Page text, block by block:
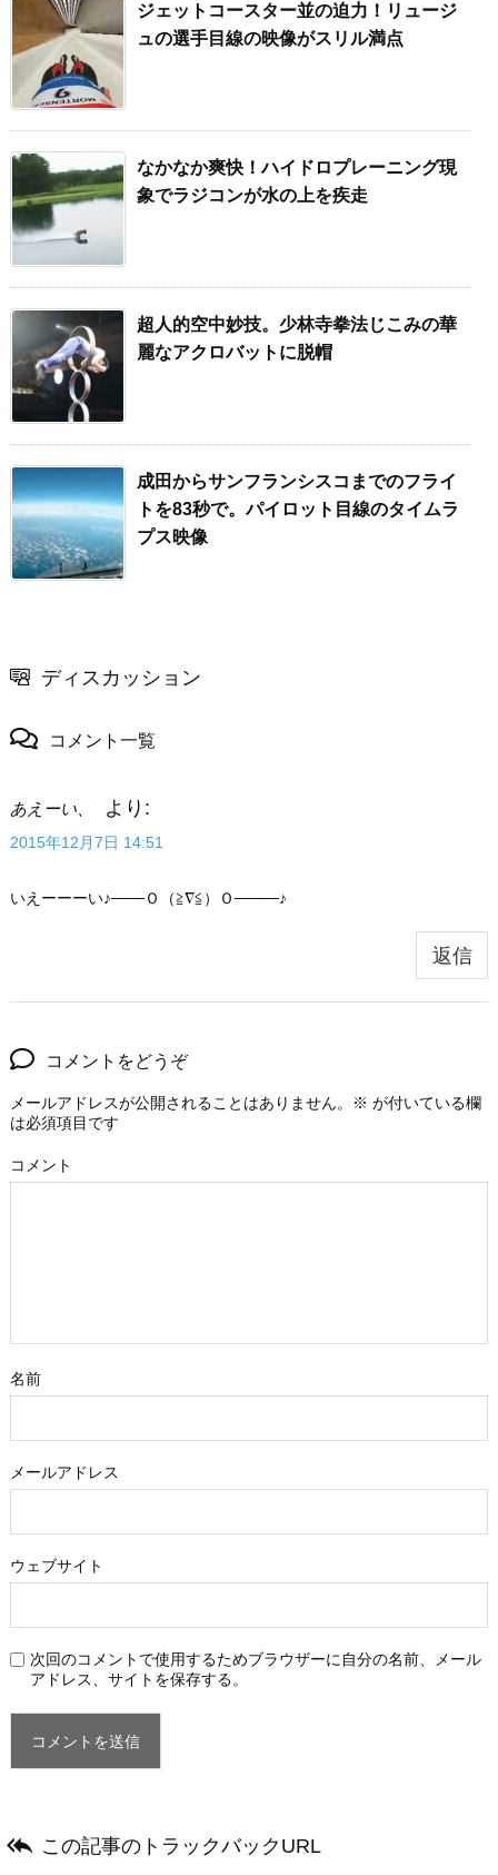
ジェットコースター並の迫力！リュージ
ュの選手目線の映像がスリル満点
なかなか爽快！ハイドロプレーニング現
象でラジコンが水の上を疾走
超人的空中妙技。少林寺拳法じこみの華
麗なアクロバットに脱帽
成田からサンフランシスコまでのフライ
トを83秒で。パイロット目線のタイムラ
プス映像
ディスカッション
コメント一覧
あえーい、 より:
2015年12月7日 14:51
いえーーーい♪───Ｏ（≧∇≦）Ｏ────♪
返信
コメントをどうぞ
メールアドレスが公開されることはありません。 ※ が付いている欄
は必須項目です
コメント
名前
メールアドレス
ウェブサイト
次回のコメントで使用するためブラウザーに自分の名前、メール
アドレス、サイトを保存する。
 この記事のトラックバックURL